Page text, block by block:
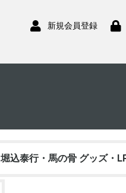
新規会員登録
堀込泰行・馬の骨 グッズ・